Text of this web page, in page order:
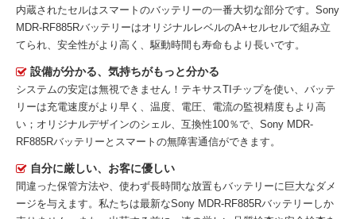
内蔵されたセルはスマートのバッテリーの一番大切な部分です。 Sony
MDR-RF885RバッテリーはオリジナルレベルのA+セルセルで組み立
てられ、安全性がより高く、駆動時間も寿命もより長いです。
設備が分かる、気持ちがもっと分かる
システムの安定は無視できません！テキサスTIチップを使い、バッテ
リーは充電速度がより早く、温度、電圧、電流の監視精度もより高
い；オリジナルデザインのシェル、互換性100％で、Sony MDR-
RF885Rバッテリーとスマートの無障害通信ができます。
自分に厳しい、お客に優しい
間違った保管方法や、使わず長時間な放置もバッテリーに巨大なダメ
ージを与えます。私たちは最新なSony MDR-RF885Rバッテリー しか